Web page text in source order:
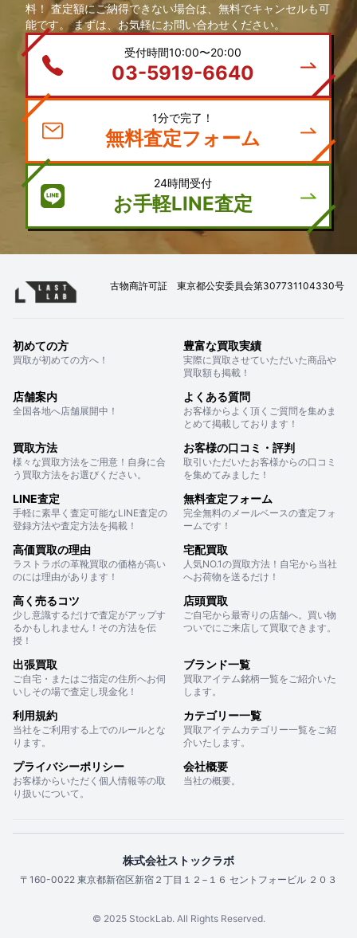
料！ 査定額にご納得できない場合は、無料でキャンセルも可
能です。 まずは、お気軽にお問い合わせください。
受付時間10:00〜20:00
03-5919-6640
1分で完了！
無料査定フォーム
24時間受付
お手軽LINE査定
古物商許可証 東京都公安委員会第307731104330号
初めての方
買取が初めての方へ！
豊富な買取実績
実際に買取させていただいた商品や
買取額も掲載！
店舗案内
全国各地へ店舗展開中！
よくある質問
お客様からよく頂くご質問を集めま
とめて掲載しております！
買取方法
様々な買取方法をご用意！自身に合
う買取方法をお選びください。
お客様の口コミ・評判
取引いただいたお客様からの口コミ
を集めてみました！
LINE査定
手軽に素早く査定可能なLINE査定の
登録方法や査定方法を掲載！
無料査定フォーム
完全無料のメールベースの査定フォ
ームです！
高価買取の理由
ラストラボの革靴買取の価格が高い
のには理由があります！
宅配買取
人気NO.1の買取方法！自宅から当社
へお荷物を送るだけ！
高く売るコツ
少し意識するだけで査定がアップす
るかもしれません！その方法を伝
授！
店頭買取
ご自宅から最寄りの店舗へ。買い物
ついでにご来店して買取できます。
出張買取
ご自宅・またはご指定の住所へお伺
いしその場で査定し現金化！
ブランド一覧
買取アイテム銘柄一覧をご紹介いた
します。
利用規約
当社をご利用する上でのルールとな
ります。
カテゴリー一覧
買取アイテムカテゴリー一覧をご紹
介いたします。
プライバシーポリシー
お客様からいただく個人情報等の取
り扱いについて。
会社概要
当社の概要。
株式会社ストックラボ
〒160-0022 東京都新宿区新宿２丁目１２−１６ セントフォービル ２０３
© 2025 StockLab. All Rights Reserved.